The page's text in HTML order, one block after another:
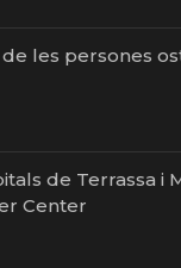
les persones
de Terrassa i
Center